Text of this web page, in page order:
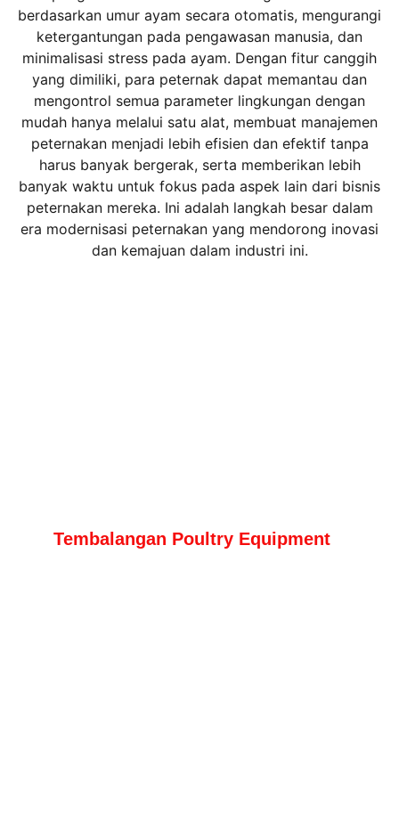
berdasarkan umur ayam secara otomatis, mengurangi
ketergantungan pada pengawasan manusia, dan
minimalisasi stress pada ayam. Dengan fitur canggih
yang dimiliki, para peternak dapat memantau dan
mengontrol semua parameter lingkungan dengan
mudah hanya melalui satu alat, membuat manajemen
peternakan menjadi lebih efisien dan efektif tanpa
harus banyak bergerak, serta memberikan lebih
banyak waktu untuk fokus pada aspek lain dari bisnis
peternakan mereka. Ini adalah langkah besar dalam
era modernisasi peternakan yang mendorong inovasi
dan kemajuan dalam industri ini.
Tembalangan Poultry Equipment